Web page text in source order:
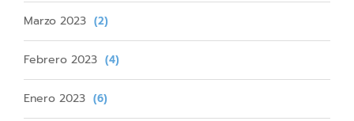
Marzo 2023 (2)
Febrero 2023 (4)
Enero 2023 (6)